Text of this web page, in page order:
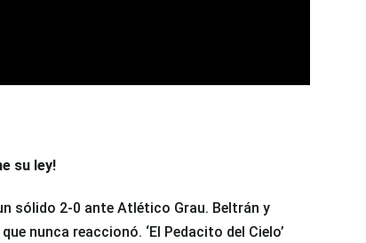
su ley!
sólido 2-0 ante Atlético Grau. Beltrán y
nunca reaccionó. ‘El Pedacito del Cielo’